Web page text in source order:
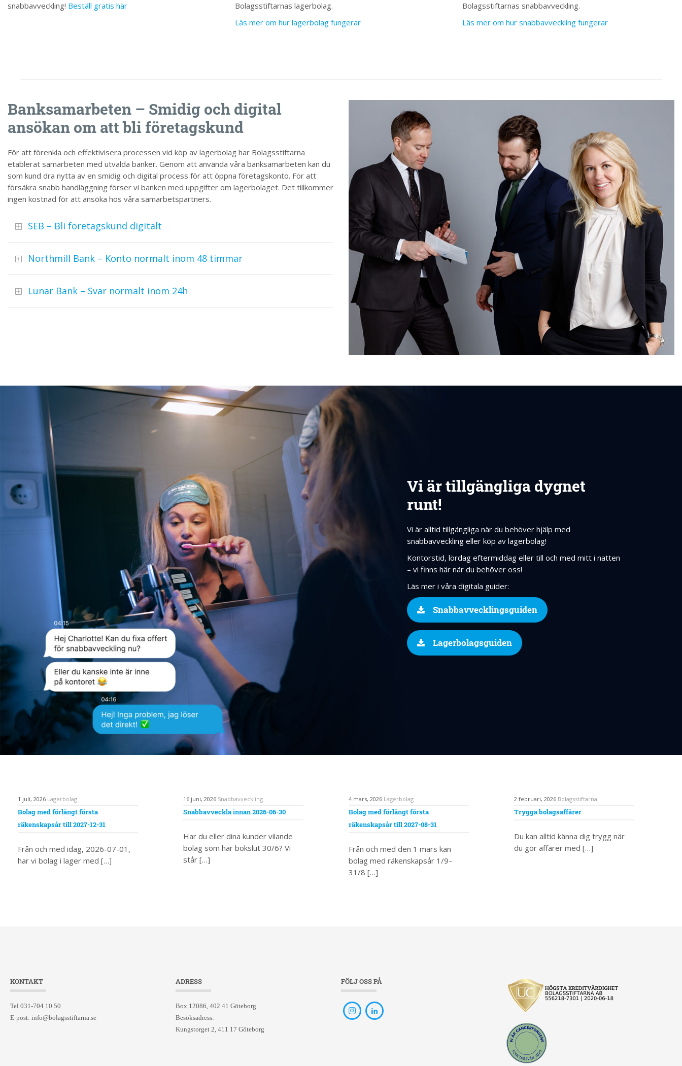
snabbavveckling! Beställ gratis här
Bolagsstiftarnas lagerbolag.
Läs mer om hur lagerbolag fungerar
Bolagsstiftarnas snabbavveckling.
Läs mer om hur snabbavveckling fungerar
Banksamarbeten – Smidig och digital
ansökan om att bli företagskund
För att förenkla och effektivisera processen vid köp av lagerbolag har Bolagsstiftarna
etablerat samarbeten med utvalda banker. Genom att använda våra banksamarbeten kan du
som kund dra nytta av en smidig och digital process för att öppna företagskonto. För att
försäkra snabb handläggning förser vi banken med uppgifter om lagerbolaget. Det tillkommer
ingen kostnad för att ansöka hos våra samarbetspartners.
SEB – Bli företagskund digitalt
Northmill Bank – Konto normalt inom 48 timmar
Lunar Bank – Svar normalt inom 24h
Vi är tillgängliga dygnet
runt!
Vi är alltid tillgängliga när du behöver hjälp med
snabbavveckling eller köp av lagerbolag!
Kontorstid, lördag eftermiddag eller till och med mitt i natten
– vi finns här när du behöver oss!
Läs mer i våra digitala guider:
Snabbavvecklingsguiden
Lagerbolagsguiden
1 juli, 2026 Lagerbolag
Bolag med förlängt första
räkenskapsår till 2027-12-31
Från och med idag, 2026-07-01,
har vi bolag i lager med […]
16 juni, 2026 Snabbavveckling
Snabbavveckla innan 2026-06-30
Har du eller dina kunder vilande
bolag som har bokslut 30/6? Vi
står […]
4 mars, 2026 Lagerbolag
Bolag med förlängt första
räkenskapsår till 2027-08-31
Från och med den 1 mars kan
bolag med räkenskapsår 1/9–
31/8 […]
2 februari, 2026 Bolagsstiftarna
Trygga bolagsaffärer
Du kan alltid känna dig trygg när
du gör affärer med […]
KONTAKT
Tel 031-704 10 50
E-post: info@bolagsstiftarna.se
ADRESS
Box 12086, 402 41 Göteborg
Besöksadress:
Kungstorget 2, 411 17 Göteborg
FÖLJ OSS PÅ